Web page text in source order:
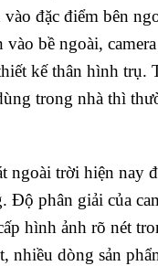
đặc điểm bên
bề ngoài,
kế thân hình trụ.
trong nhà thì
ngoài trời hiện nay
Độ phân giải của
hình ảnh rõ nét
nhiều dòng sản